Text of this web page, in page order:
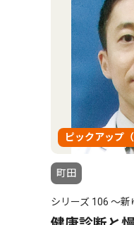
ピックアップ（
町田
シリーズ 106 〜